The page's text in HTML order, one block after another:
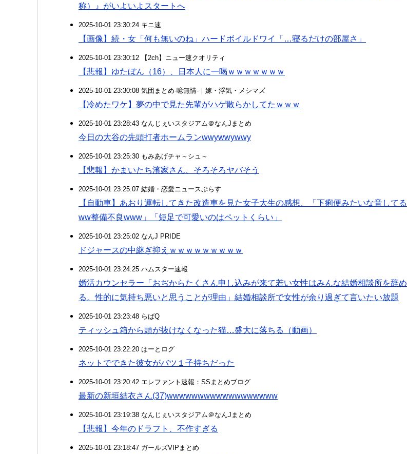
称）』がいよいよスタートへ
2025-10-01 23:30:24 キニ速
【画像】続・女「何も無いのね」ハードボイルドワイ「…寝るだけの部屋さ」
2025-10-01 23:30:12 【2ch】ニュー速クオリティ
【悲報】ゆたぼん（16）、日本人に一喝ｗｗｗｗｗｗｗ
2025-10-01 23:30:08 気団まとめ-噫無情-｜嫁・浮気・メシマズ
【冷めたワケ】夢の中で見た先輩がハゲ散らかしてたｗｗｗ
2025-10-01 23:28:43 なんじぇいスタジアム＠なんJまとめ
今日の大谷の先頭打者ホームランwwywwywwy
2025-10-01 23:25:30 もみあげチャ～シュ～
【悲報】かまいたち濱家さん、そろそろヤバそう
2025-10-01 23:25:07 結婚・恋愛ニュースぷらす
【自動車】あおり運転してきた改造車を見た女子大生の感想、「下痢便みたいな音してる
ww整備不良www」「短足で可愛いのはペットくらい」
2025-10-01 23:25:02 なんJ PRIDE
ドジャースの中継ぎ抑えｗｗｗｗｗｗｗｗｗ
2025-10-01 23:24:25 ハムスター速報
婚活カウンセラー「おぢからたくさん申し込みが来て若い女性はみんな結婚相談所を辞め
る。性的に気持ち悪いと思うことが理由」結婚相談所で女性が余り過ぎて言いたい放題
2025-10-01 23:23:48 らばQ
ティッシュ箱から頭が抜けなくなった猫…盛大に落ちる（動画）
2025-10-01 23:22:20 はーとログ
ネットでできた彼女がバツ１子持ちだった
2025-10-01 23:20:42 エレファント速報：SSまとめブログ
最新の新垣結衣さん(37)wwwwwwwwwwwwwwwwww
2025-10-01 23:19:38 なんじぇいスタジアム＠なんJまとめ
【悲報】今年のドラフト、不作すぎる
2025-10-01 23:18:47 ガールズVIPまとめ